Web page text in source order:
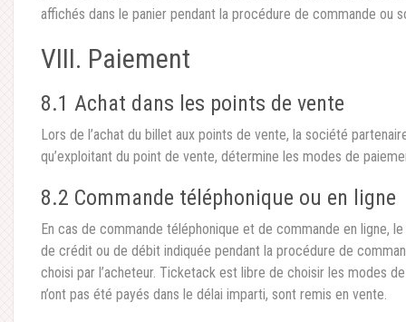
affichés dans le panier pendant la procédure de commande ou
VIII. Paiement
8.1 Achat dans les points de vente
Lors de l’achat du billet aux points de vente, la société
qu’exploitant du point de vente, détermine les modes de
8.2 Commande téléphonique ou en ligne
En cas de commande téléphonique et de commande en ligne,
de crédit ou de débit indiquée pendant la procédure de
choisi par l’acheteur. Ticketack est libre de choisir les modes
n’ont pas été payés dans le délai imparti, sont remis en vente.